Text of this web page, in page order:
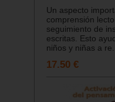
Un aspecto
comprensión
seguimiento de
escritas. Esto
niños y niñas a
17.50 €